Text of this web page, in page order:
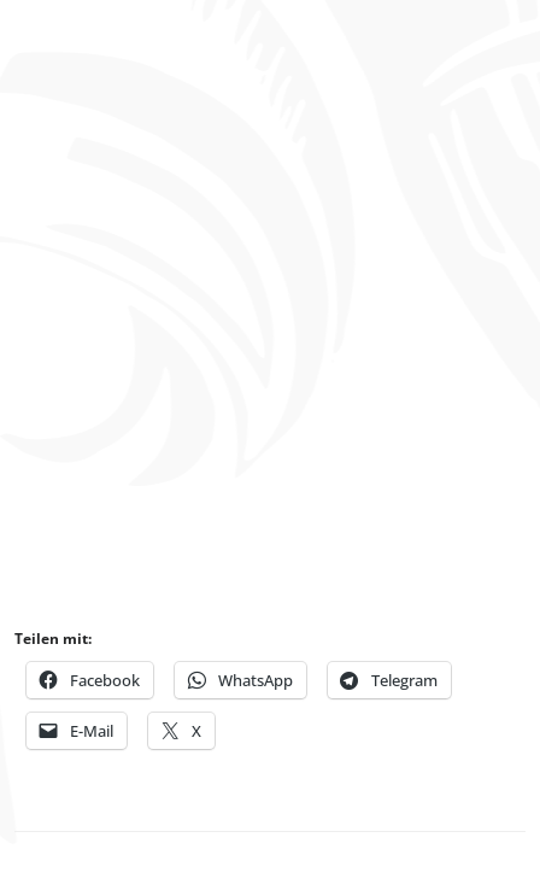
Teilen mit:
Facebook WhatsApp Telegram
E-Mail X